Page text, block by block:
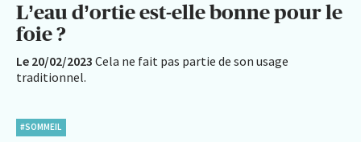
L’eau d’ortie est-elle bonne pour le
foie ?
Le 20/02/2023 Cela ne fait pas partie de son usage
traditionnel.
#SOMMEIL